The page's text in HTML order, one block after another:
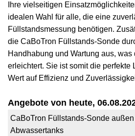
Ihre vielseitigen
idealen Wahl für alle, die eine
Füllstandsmessung benötigen.
die CaBoTron Füllstands-Sonde
Handhabung und Wartung aus,
erleichtert. Sie ist somit die perfekte
Wert auf Effizienz und
Angebote von heute,
CaBoTron Füllstands-Sonde
Abwassertanks